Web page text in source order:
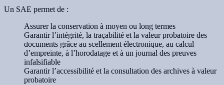
Un SAE permet de :
Assurer la conservation à moyen ou long termes
Garantir l’intégrité, la traçabilité et la valeur probatoire des
documents grâce au scellement électronique, au calcul
d’empreinte, à l’horodatage et à un journal des preuves
infalsifiable
Garantir l’accessibilité et la consultation des archives à valeur
probatoire